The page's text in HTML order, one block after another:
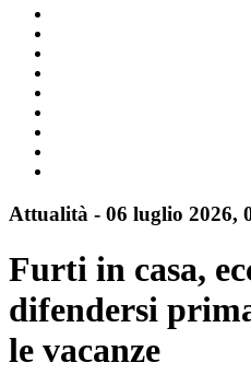
Attualità - 06 luglio 2026,
Furti in casa,
difendersi
le vacanze